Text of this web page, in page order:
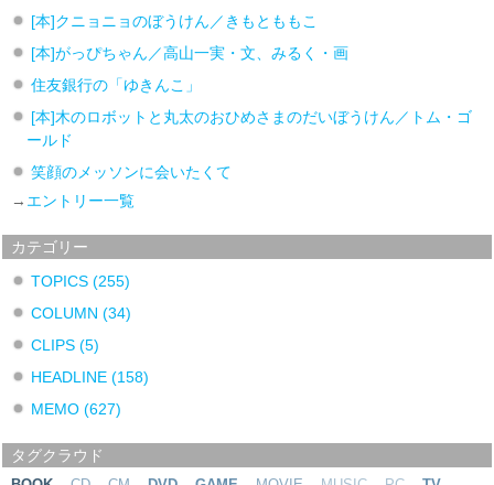
[本]クニョニョのぼうけん／きもとももこ
[本]がっぴちゃん／高山一実・文、みるく・画
住友銀行の「ゆきんこ」
[本]木のロボットと丸太のおひめさまのだいぼうけん／トム・ゴ
ールド
笑顔のメッソンに会いたくて
→ エントリー一覧
カテゴリー
TOPICS (255)
COLUMN (34)
CLIPS (5)
HEADLINE (158)
MEMO (627)
タグクラウド